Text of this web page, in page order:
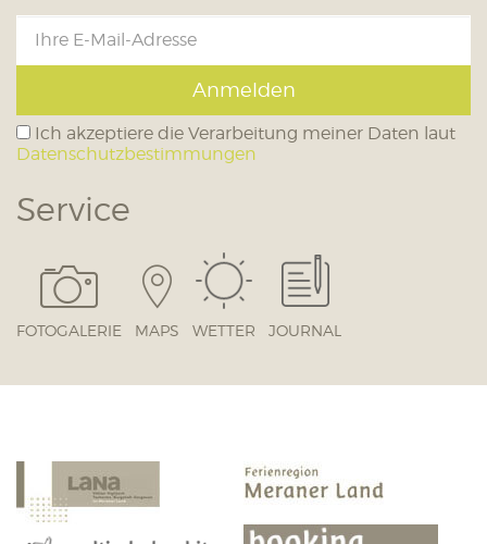
Anmelden
Ich akzeptiere die Verarbeitung meiner Daten laut
Datenschutzbestimmungen
Service
FOTOGALERIE MAPS WETTER JOURNAL